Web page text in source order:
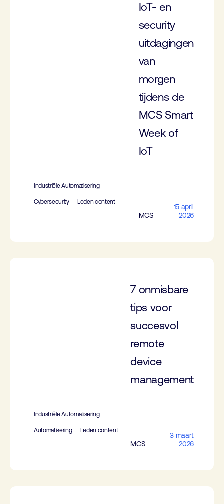
IoT- en
security
uitdagingen
van
morgen
tijdens de
MCS Smart
Week of
IoT
Industriële Automatisering
Cybersecurity Leden content
MCS
15 april
2026
7 onmisbare
tips voor
succesvol
remote
device
management
Industriële Automatisering
Automatisering Leden content
MCS
3 maart
2026